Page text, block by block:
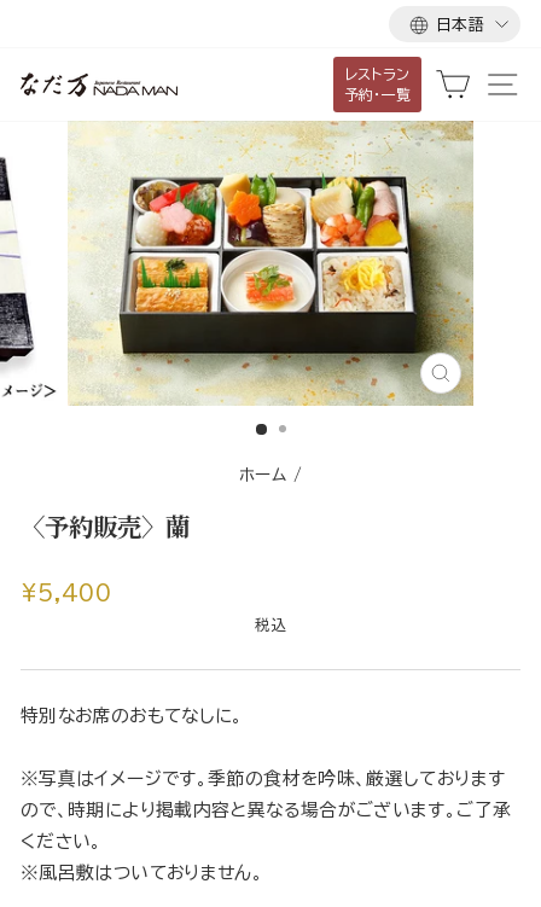
て
コ
ン
ン
ツ
に
移
言
語
日本語
レストラン
予約・一覧
カート
閉
ホーム /
〈予約販売〉蘭
通
¥5,400
税込
特別なお席のおもてなしに。
※写真はイメージです。季節の食材を吟味、厳選しております
ので、時期により掲載内容と異なる場合がございます。ご了承
ください。
※風呂敷はついておりません。